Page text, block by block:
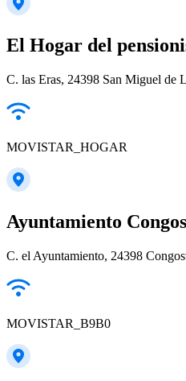
El Hogar del
C. las Eras, 24398 San Miguel de
MOVISTAR_HOGAR
Ayuntamiento
C. el Ayuntamiento, 24398
MOVISTAR_B9B0